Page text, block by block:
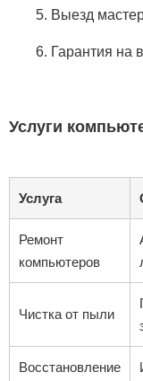
5. Выезд
6. Гарантия на
Услуги
Услуга
Ремонт
компьютеров
Чистка от пыли
Восстановление